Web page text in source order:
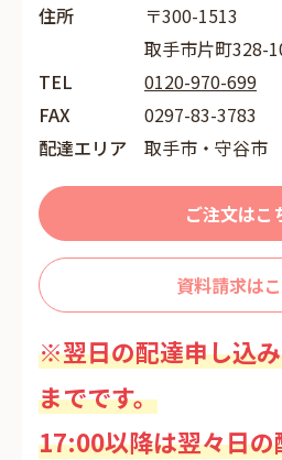
住所
〒300-1513
取手市片町328-
TEL
0120-970-699
FAX
0297-83-3783
配達エリア
取手市・守谷市
ご注文はこ
資料請求は
※翌日の配達申し込
までです。
17:00以降は翌々日の